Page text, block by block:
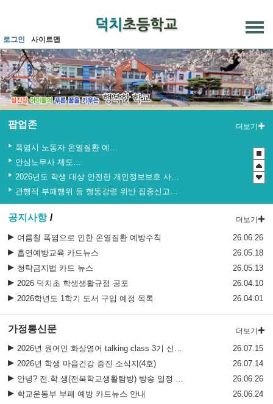
로그인 사이트맵
팝업존 더보기
2026년 초등학교 4학년 구강건강 진료지원 사업 안내
청소년 도박예방 카드뉴스
관행적 부패행위 등 행동강령 위반 집중신고기간 운영
2026년도 학생 대상 안전한 개인정보보호 사례 공모전
안심노무사 제도 홍보
폭염시 노동자 온열질환 예방수칙
2026 학생 성장 지원 학부모 아카데미 운영
공지사항 더보기
여름철 폭염으로 인한 온열질환 예방수칙
26.06.26
흡연예방교육 카드뉴스
26.05.18
청탁금지법 카드 뉴스
26.05.13
2026 덕치초 학생생활규정 공포
26.04.10
2026학년도 1학기 도서 구입 예정 목록
26.04.01
가정통신문 더보기
2026년 원어민 화상영어 talking class 3기 신청 모집 안내
26.07.15
2026년 학생 마음건강 증진 소식지(4호)
26.07.14
안녕? 전.학.생(전북학교생활탐방) 방송 일정 안내
26.06.26
학교운동부 부패 예방 카드뉴스 안내
26.06.24